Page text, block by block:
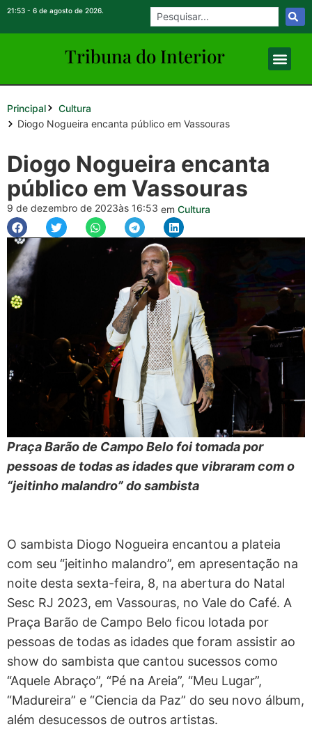
21:53 - 6 de agosto de 2026.
Tribuna do Interior
Principal
Cultura
Diogo Nogueira encanta público em Vassouras
Diogo Nogueira encanta
público em Vassouras
9 de dezembro de 2023às 16:53 em Cultura
Praça Barão de Campo Belo foi tomada por
pessoas de todas as idades que vibraram com o
“jeitinho malandro” do sambista
O sambista Diogo Nogueira encantou a plateia
com seu “jeitinho malandro”, em apresentação na
noite desta sexta-feira, 8, na abertura do Natal
Sesc RJ 2023, em Vassouras, no Vale do Café. A
Praça Barão de Campo Belo ficou lotada por
pessoas de todas as idades que foram assistir ao
show do sambista que cantou sucessos como
“Aquele Abraço”, “Pé na Areia”, “Meu Lugar”,
“Madureira” e “Ciencia da Paz” do seu novo álbum,
além desucessos de outros artistas.